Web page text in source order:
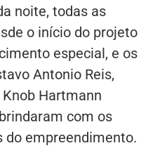
noite, todas as
o início do projeto
especial, e os
Antonio Reis,
Hartmann
com os
empreendimento.